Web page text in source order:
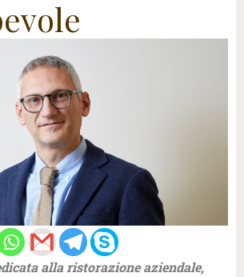
alla ristorazione aziendale,